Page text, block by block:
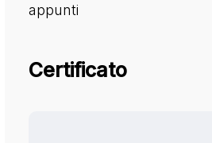
appunti
Certificato